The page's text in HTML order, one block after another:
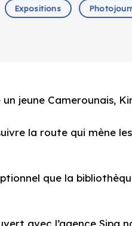
Expositions
jeune Camerounais,
la route qui mène
que la
avec l’agence Sipa